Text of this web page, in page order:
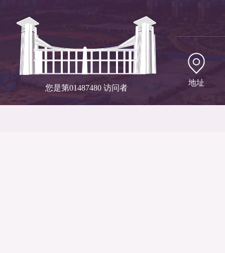
您是第01487480 访问者
地址